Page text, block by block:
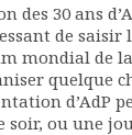
des 30 ans
de saisir
mondial de
quelque
d’AdP
soir, ou une